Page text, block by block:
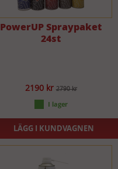
PowerUP Spraypaket
24st
2190 kr 2790 kr
LÄGG I KUNDVAGNEN